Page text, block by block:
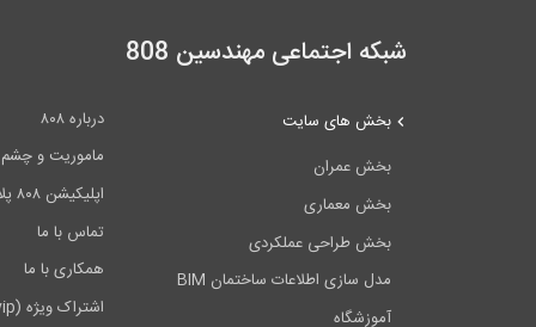
شبکه اجتماعی مهندسین 808
درباره ۸۰۸
ماموریت و چشم
اپلیکیشن ۸۰۸ پلاس
تماس با ما
همکاری با ما
اشتراک ویژه (vip)
بخش های سایت
بخش عمران
بخش معماری
بخش طراحی عملکردی
مدل سازی اطلاعات ساختمان BIM
آموزشگاه